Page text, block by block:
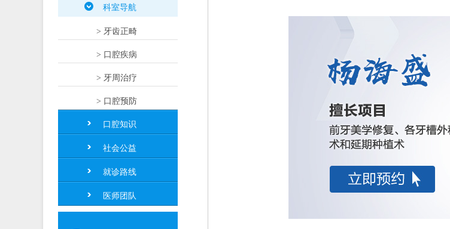
科室导航
> 牙齿正畸
> 口腔疾病
> 牙周治疗
> 口腔预防
口腔知识
社会公益
就诊路线
医师团队